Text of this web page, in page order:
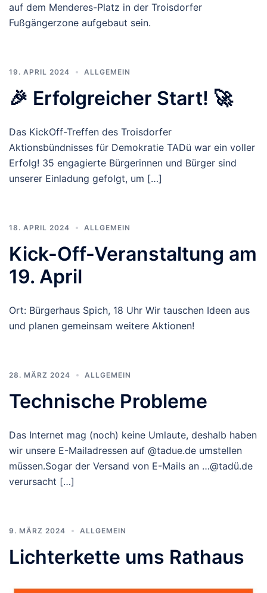
auf dem Menderes-Platz in der Troisdorfer
Fußgängerzone aufgebaut sein.
19. APRIL 2024 ALLGEMEIN
🎉 Erfolgreicher Start! 🚀
Das KickOff-Treffen des Troisdorfer
Aktionsbündnisses für Demokratie TADü war ein voller
Erfolg! 35 engagierte Bürgerinnen und Bürger sind
unserer Einladung gefolgt, um […]
18. APRIL 2024 ALLGEMEIN
Kick-Off-Veranstaltung am
19. April
Ort: Bürgerhaus Spich, 18 Uhr Wir tauschen Ideen aus
und planen gemeinsam weitere Aktionen!
28. MÄRZ 2024 ALLGEMEIN
Technische Probleme
Das Internet mag (noch) keine Umlaute, deshalb haben
wir unsere E-Mailadressen auf @tadue.de umstellen
müssen.Sogar der Versand von E-Mails an …@tadü.de
verursacht […]
9. MÄRZ 2024 ALLGEMEIN
Lichterkette ums Rathaus